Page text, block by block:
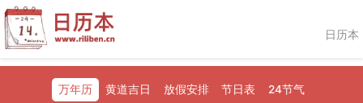
日历本
万年历 黄道吉日 放假安排 节日表 24节气